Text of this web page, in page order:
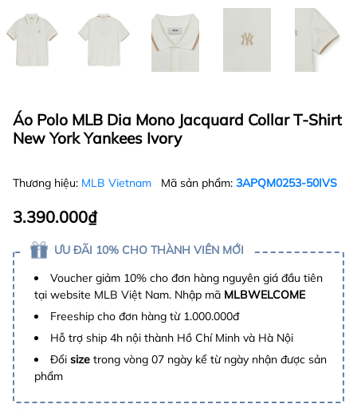
Áo Polo MLB Dia Mono Jacquard Collar T-Shirt
New York Yankees Ivory
Thương hiệu: MLB Vietnam Mã sản phẩm: 3APQM0253-50IVS
3.390.000₫
ƯU ĐÃI 10% CHO THÀNH VIÊN MỚI
Voucher giảm 10% cho đơn hàng nguyên giá đầu tiên
tại website MLB Việt Nam. Nhập mã MLBWELCOME
Freeship cho đơn hàng từ 1.000.000đ
Hỗ trợ ship 4h nội thành Hồ Chí Minh và Hà Nội
Đổi size trong vòng 07 ngày kể từ ngày nhận được sản
phẩm